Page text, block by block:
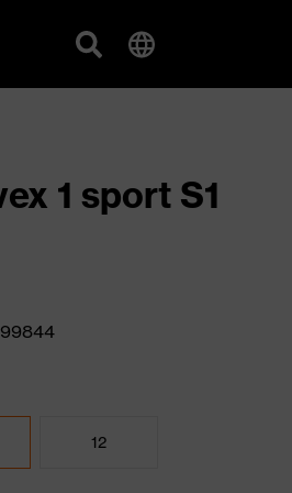
1 sport S1
12